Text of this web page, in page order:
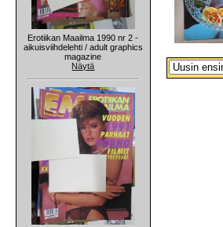
Erotiikan Maailma 1990 nr 2 -
aikuisviihdelehti / adult graphics
magazine
Näytä